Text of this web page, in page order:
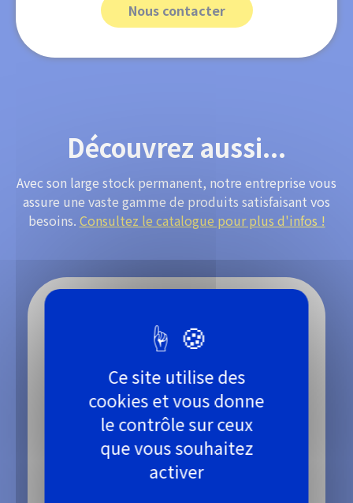
Nous contacter
Découvrez aussi...
Avec son large stock permanent, notre entreprise vous
assure une vaste gamme de produits satisfaisant vos
besoins. Consultez le catalogue pour plus d'infos !
Ce site utilise des
cookies et vous donne
le contrôle sur ceux
que vous souhaitez
activer